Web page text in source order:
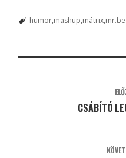
humor mashup mátrix
CSÁBÍTÓ